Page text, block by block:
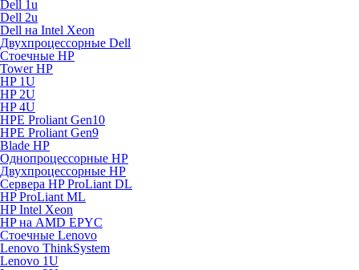
Dell 1u
Dell 2u
Dell на Intel Xeon
Двухпроцессорные Dell
Стоечные HP
Tower HP
HP 1U
HP 2U
HP 4U
HPE Proliant Gen10
HPE Proliant Gen9
Blade HP
Однопроцессорные HP
Двухпроцессорные HP
Сервера HP ProLiant DL
HP ProLiant ML
HP Intel Xeon
HP на AMD EPYC
Стоечные Lenovo
Lenovo ThinkSystem
Lenovo 1U